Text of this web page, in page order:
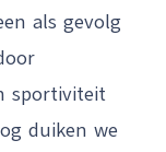
als gevolg
sportiviteit
duiken we